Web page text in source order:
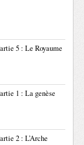
5 : Le Royaume
1 : La genèse
2 : L’Arche